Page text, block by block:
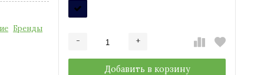
- +
Добавить в корзину
Бренды